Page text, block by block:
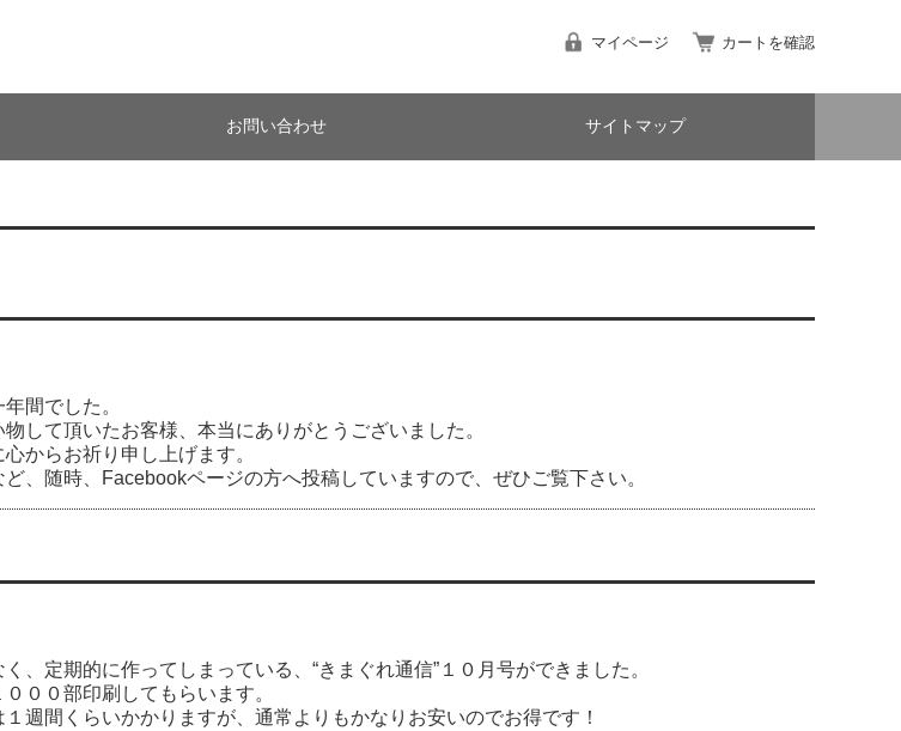
マイページ カートを確認
お問い合わせ サイトマップ
間でした。
して頂いたお客様、本当にありがとうございました。
からお祈り申し上げます。
、随時、Facebookページの方へ投稿していますので、ぜひご覧下さい。
、定期的に作ってしまっている、“きまぐれ通信”１０月号ができました。
００部印刷してもらいます。
週間くらいかかりますが、通常よりもかなりお安いのでお得です！